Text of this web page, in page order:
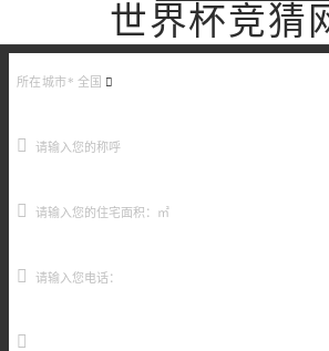
世界杯竞猜
所在城市* 全国